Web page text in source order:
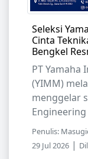
Seleksi
Cinta
Bengkel
PT
(YIMM)
menggelar
Engineering
Penulis:
29 Jul 2026 |